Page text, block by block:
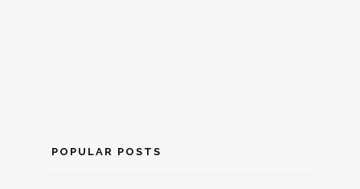
POPULAR POSTS